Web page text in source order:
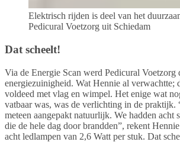
Elektrisch rijden is deel van het
Pedicural Voetzorg uit Schiedam
Dat scheelt!
Via de Energie Scan werd Pedicural Voetzorg
energiezuinigheid. Wat Hennie al verwachtte;
voldeed met vlag en wimpel. Het enige wat
vatbaar was, was de verlichting in de praktijk.
meteen aangepakt natuurlijk. We hadden acht
die de hele dag door brandden”, rekent
acht ledlampen van 2,6 Watt per stuk. Dat